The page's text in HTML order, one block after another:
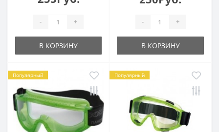
- +
В КОРЗИНУ
- +
В КОРЗИНУ
Популярный Популярный